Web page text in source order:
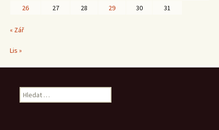
26
27 28 29 30 31
« Zář
Lis »
Vyhledávání